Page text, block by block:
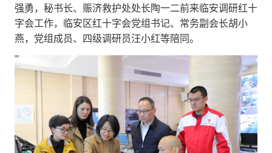
强勇，秘书长、赈济救护处处长陶一二前来临安调研红十
字会工作，临安区红十字会党组书记、常务副会长胡小
燕，党组成员、四级调研员汪小红等陪同。